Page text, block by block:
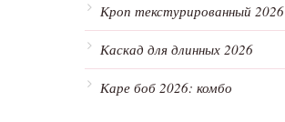
Кроп текстурированный 2026
Каскад для длинных 2026
Каре боб 2026: комбо